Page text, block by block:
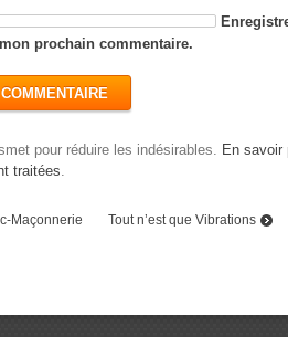
prochain commentaire.
pour réduire les indésirables. En savoir
traitées.
Maçonnerie Tout n’est que Vibrations